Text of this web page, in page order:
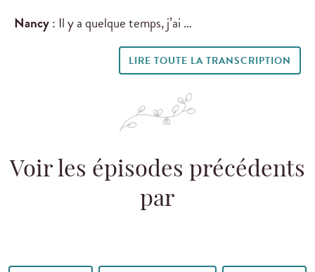
Nancy: Il y a quelque temps, j’ai …
LIRE TOUTE LA TRANSCRIPTION
Voir les épisodes précédents
par